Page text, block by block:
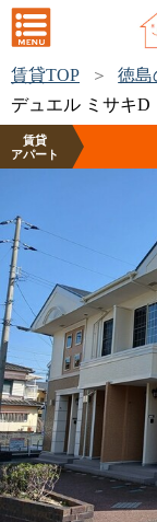
賃貸TOP 徳島
デュエル ミサキD
賃貸
アパート